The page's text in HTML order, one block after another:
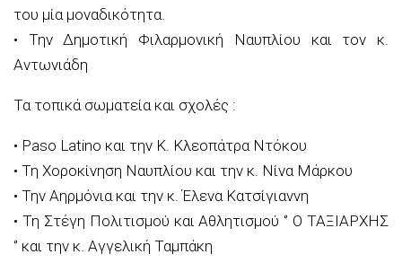
του μία μοναδικότητα.
• Την Δημοτική Φιλαρμονική Ναυπλίου και τον κ.
Αντωνιάδη
Τα τοπικά σωματεία και σχολές :
• Paso Latino και την Κ. Κλεοπάτρα Ντόκου
• Τη Χοροκίνηση Ναυπλίου και την κ. ΝίναΜάρκου
• Την Αηρμόνιακαι την κ.Έλενα Κατσίγιαννη
• Τη Στέγη Πολιτισμού και Αθλητισμού ‘’ Ο ΤΑΞΙΑΡΧΗΣ
‘’ και την κ. Αγγελική Ταμπάκη